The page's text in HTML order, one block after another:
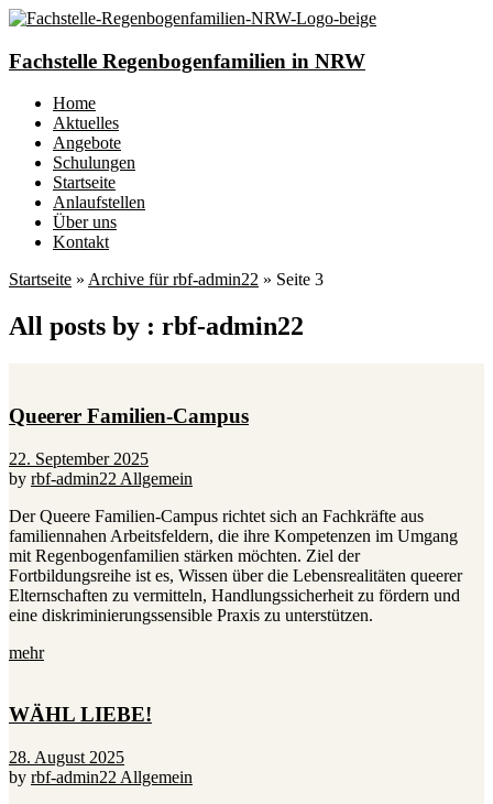
Fachstelle Regenbogenfamilien in NRW
Home
Aktuelles
Angebote
Schulungen
Startseite
Anlaufstellen
Über uns
Kontakt
Startseite » Archive für rbf-admin22 » Seite 3
All posts by : rbf-admin22
Queerer Familien-Campus
22. September 2025
by rbf-admin22 Allgemein
Der Queere Familien-Campus richtet sich an Fachkräfte aus
familiennahen Arbeitsfeldern, die ihre Kompetenzen im Umgang
mit Regenbogenfamilien stärken möchten. Ziel der
Fortbildungsreihe ist es, Wissen über die Lebensrealitäten queerer
Elternschaften zu vermitteln, Handlungssicherheit zu fördern und
eine diskriminierungssensible Praxis zu unterstützen.
mehr
WÄHL LIEBE!
28. August 2025
by rbf-admin22 Allgemein